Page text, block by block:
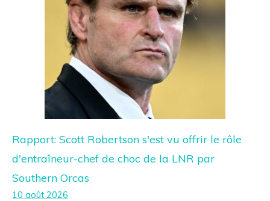
Rapport: Scott Robertson s'est vu offrir le rôle
d'entraîneur-chef de choc de la LNR par
Southern Orcas
10 août 2026